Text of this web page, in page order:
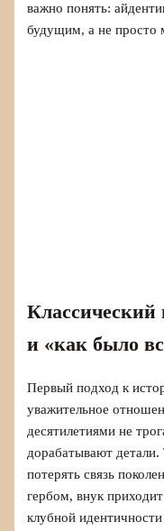
важно понять:
будущим, а не просто
Классический
и «как было
Первый подход к
уважительное
десятилетиями не
дорабатывают детали.
потерять связь
гербом, внук
клубной